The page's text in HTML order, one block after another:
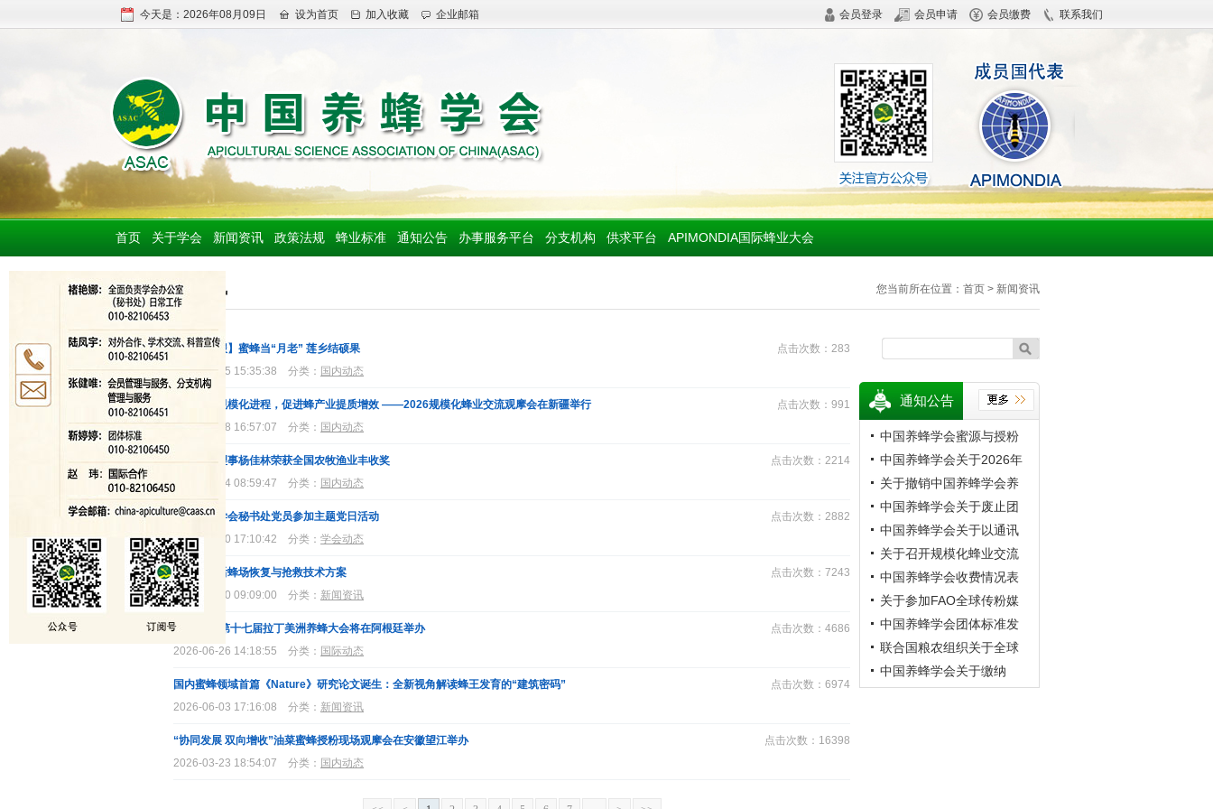
今天是：2026年08月09日 设为首页 加入收藏 企业邮箱 会员登录 会员申请 会员缴费 联系我们
首页 关于学会 新闻资讯 政策法规 蜂业标准 通知公告 办事服务平台 分支机构 供求平台 APIMONDIA国际蜂业大会
新闻资讯 您当前所在位置： 首页 > 新闻资讯
【江西日报】蜜蜂当“月老” 莲乡结硕果
点击次数：283
2026-08-05 15:35:38
分类： 国内动态
持续推进规模化进程，促进蜂产业提质增效 ——2026规模化蜂业交流观摩会在新疆举行
点击次数：991
2026-07-28 16:57:07
分类： 国内动态
我会常务理事杨佳林荣获全国农牧渔业丰收奖
点击次数：2214
2026-07-24 08:59:47
分类： 国内动态
中国养蜂学会秘书处党员参加主题党日活动
点击次数：2882
2026-07-10 17:10:42
分类： 学会动态
暴雨水灾后蜂场恢复与抢救技术方案
点击次数：7243
2025-07-30 09:09:00
分类： 新闻资讯
会议资讯 第十七届拉丁美洲养蜂大会将在阿根廷举办
点击次数：4686
2026-06-26 14:18:55
分类： 国际动态
国内蜜蜂领域首篇《Nature》研究论文诞生：全新视角解读蜂王发育的“建筑密码”
点击次数：6974
2026-06-03 17:16:08
分类： 新闻资讯
“协同发展 双向增收”油菜蜜蜂授粉现场观摩会在安徽望江举办
点击次数：16398
2026-03-23 18:54:07
分类： 国内动态
通知公告
中国养蜂学会蜜源与授粉
专业委员会第20次蜜蜂授
粉学术交流会暨向日葵授
粉现场观摩会通知 （第二
轮）
中国养蜂学会关于2026年
学术年会的预通知
关于撤销中国养蜂学会养
蜂者专业委员会的公告
中国养蜂学会关于废止团
体标准《成熟蜂蜜》的公
告
中国养蜂学会关于以通讯
方式召开第九届第四次理
事会的通知
关于召开规模化蜂业交流
观摩会的通知
中国养蜂学会收费情况表
关于参加FAO全球传粉媒
介平台研讨会的通知
中国养蜂学会团体标准发
布公告
联合国粮农组织关于全球
传粉媒介平台研讨会的通
中国养蜂学会关于缴纳